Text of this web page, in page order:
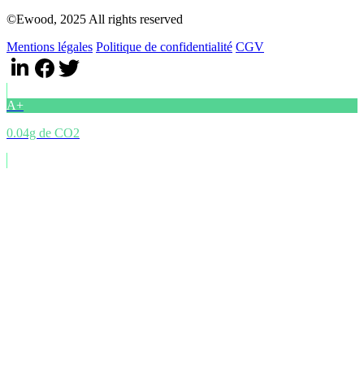
©Ewood, 2025 All rights reserved
Mentions légales Politique de confidentialité CGV
A+
0.04g de CO2